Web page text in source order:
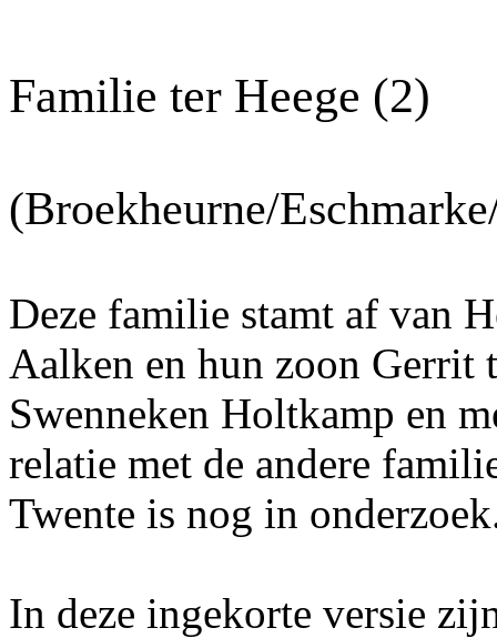
Familie ter Heege (2)
(Broekheurne/
Deze familie stamt af van
Aalken en hun zoon Gerrit
Swenneken Holtkamp en
relatie met de andere
Twente is nog in
In deze ingekorte versie